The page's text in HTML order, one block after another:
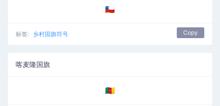
🇨🇱
标签: 乡村国旗符号 Copy
喀麦隆国旗
🇨🇲